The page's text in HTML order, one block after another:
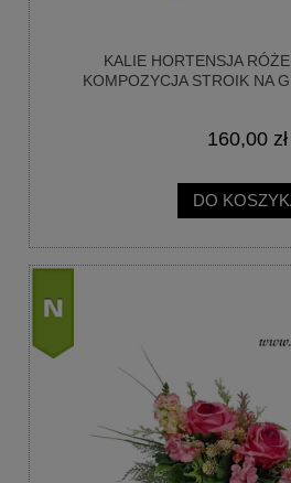
KALIE HORTENSJA
KOMPOZYCJA STROIK NA
160,00 zł
DO